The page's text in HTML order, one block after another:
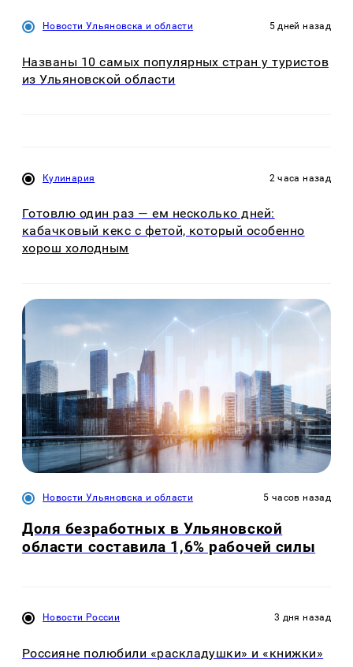
Новости Ульяновска и области 5 дней назад
Названы 10 самых популярных стран у туристов
из Ульяновской области
Кулинария 2 часа назад
Готовлю один раз — ем несколько дней:
кабачковый кекс с фетой, который особенно
хорош холодным
Новости Ульяновска и области 5 часов назад
Доля безработных в Ульяновской
области составила 1,6% рабочей силы
Новости России 3 дня назад
Россияне полюбили «раскладушки» и «книжки»